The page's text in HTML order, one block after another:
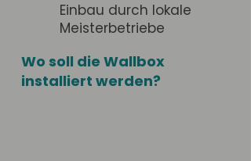
Einbau durch lokale
Meisterbetriebe
Wo soll die Wallbox
installiert werden?